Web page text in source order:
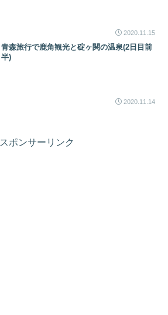
2020.11.15
青森旅行で鹿角観光と碇ヶ関の温泉(2日目前
半)
2020.11.14
スポンサーリンク